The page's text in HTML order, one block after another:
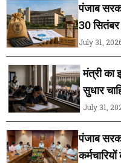
पंजाब
30
July 31,
मंत्री का
सुधार
July 31,
पंजाब